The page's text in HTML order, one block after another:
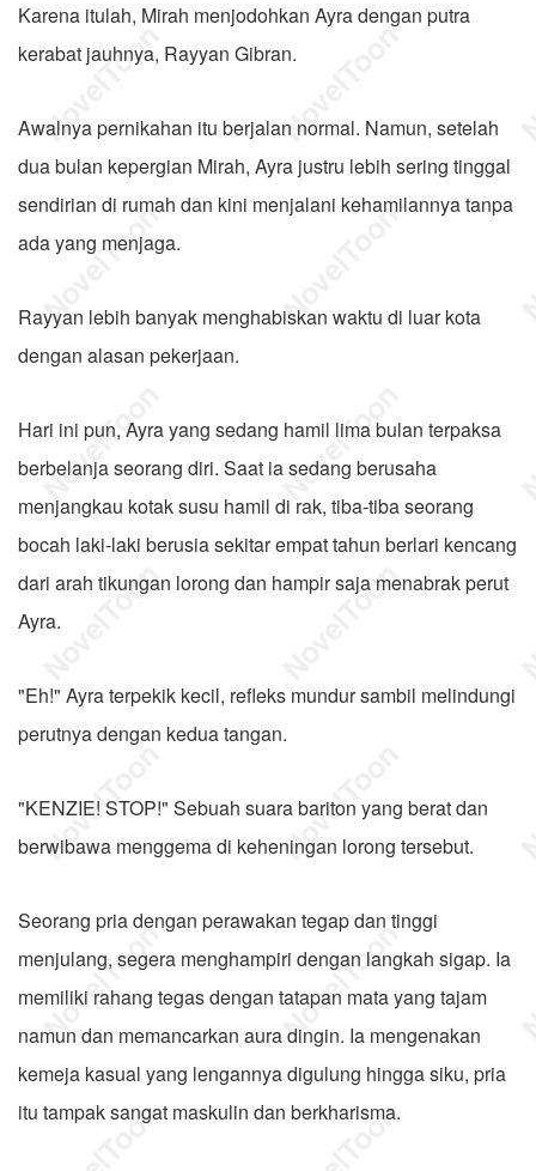
Karena itulah, Mirah menjodohkan Ayra dengan putra
kerabat jauhnya, Rayyan Gibran.
Awalnya pernikahan itu berjalan normal. Namun, setelah
dua bulan kepergian Mirah, Ayra justru lebih sering tinggal
sendirian di rumah dan kini menjalani kehamilannya tanpa
ada yang menjaga.
Rayyan lebih banyak menghabiskan waktu di luar kota
dengan alasan pekerjaan.
Hari ini pun, Ayra yang sedang hamil lima bulan terpaksa
berbelanja seorang diri. Saat ia sedang berusaha
menjangkau kotak susu hamil di rak, tiba-tiba seorang
bocah laki-laki berusia sekitar empat tahun berlari kencang
dari arah tikungan lorong dan hampir saja menabrak perut
Ayra.
"Eh!" Ayra terpekik kecil, refleks mundur sambil melindungi
perutnya dengan kedua tangan.
"KENZIE! STOP!" Sebuah suara bariton yang berat dan
berwibawa menggema di keheningan lorong tersebut.
Seorang pria dengan perawakan tegap dan tinggi
menjulang, segera menghampiri dengan langkah sigap. Ia
memiliki rahang tegas dengan tatapan mata yang tajam
namun dan memancarkan aura dingin. Ia mengenakan
kemeja kasual yang lengannya digulung hingga siku, pria
itu tampak sangat maskulin dan berkharisma.